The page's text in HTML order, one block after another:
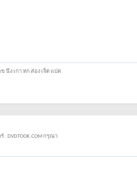
นึ่ง เกา หก ส่อง เจ็ต แปต
DVDTOOK.COM กรุณา